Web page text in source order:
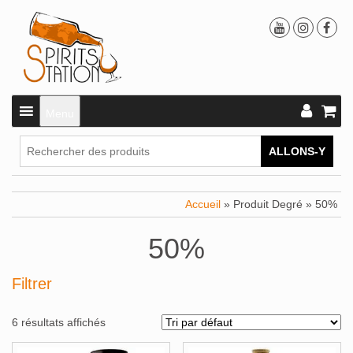
ALLONS-Y
Accueil » Produit Degré » 50%
50%
Filtrer
6 résultats affichés